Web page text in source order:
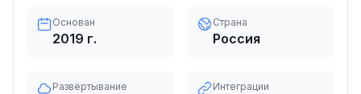
Основан
2019 г.
Страна
Россия
Развёртывание Интеграции